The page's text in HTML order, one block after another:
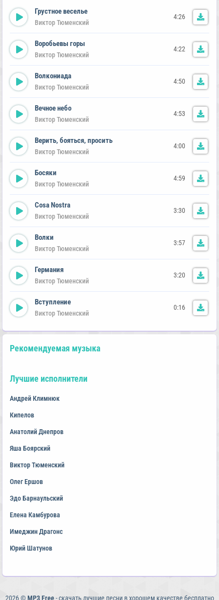
Грустное веселье
Виктор Тюменский
4:26
Воробьевы горы
Виктор Тюменский
4:22
Волкониада
Виктор Тюменский
4:50
Вечное небо
Виктор Тюменский
4:53
Верить, бояться, просить
Виктор Тюменский
4:00
Босяки
Виктор Тюменский
4:59
Cosa Nostra
Виктор Тюменский
3:30
Волки
Виктор Тюменский
3:57
Германия
Виктор Тюменский
3:20
Вступление
Виктор Тюменский
0:16
Рекомендуемая музыка
Лучшие исполнители
Андрей Климнюк
Кипелов
Анатолий Днепров
Яша Боярский
Виктор Тюменский
Олег Ершов
Эдо Барнаульский
Елена Камбурова
Имеджин Драгонс
Юрий Шатунов
2026 ©MP3 Free- скачать лучшие песни в хорошем качестве бесплатно